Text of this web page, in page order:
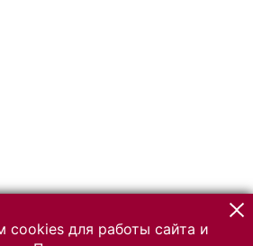
cookies для работы сайта и